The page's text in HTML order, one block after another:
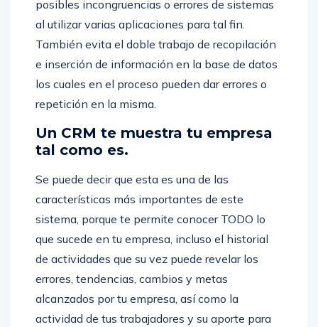
posibles incongruencias o errores de sistemas
al utilizar varias aplicaciones para tal fin.
También evita el doble trabajo de recopilación
e inserción de información en la base de datos
los cuales en el proceso pueden dar errores o
repetición en la misma.
Un CRM te muestra tu empresa
tal como es.
Se puede decir que esta es una de las
características más importantes de este
sistema, porque te permite conocer TODO lo
que sucede en tu empresa, incluso el historial
de actividades que su vez puede revelar los
errores, tendencias, cambios y metas
alcanzados por tu empresa, así como la
actividad de tus trabajadores y su aporte para